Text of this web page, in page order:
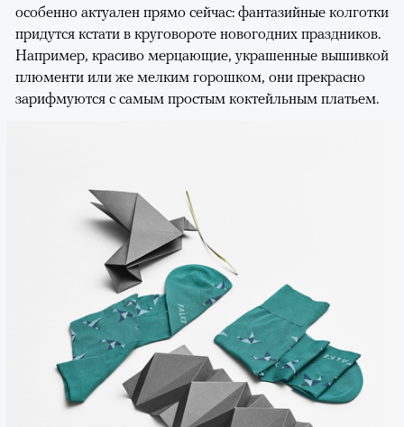
особенно актуален прямо сейчас: фантазийные колготки
придутся кстати в круговороте новогодних праздников.
Например, красиво мерцающие, украшенные вышивкой
плюменти или же мелким горошком, они прекрасно
зарифмуются с самым простым коктейльным платьем.